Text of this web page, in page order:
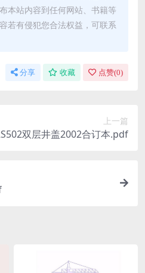
本站内容到任何网站、书籍等
若有侵犯您合法权益，可联系
分享 收藏 点赞(0)
上一篇
双层井盖2002合订本.pdf